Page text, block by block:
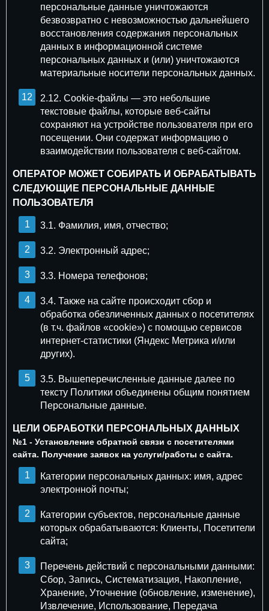
персональные данные уничтожаются
безвозвратно с невозможностью дальнейшего
восстановления содержания персональных
данных в информационной системе
персональных данных и (или) уничтожаются
материальные носители персональных данных.
2.12. Cookie-файлы — это небольшие
текстовые файлы, которые веб-сайты
сохраняют на устройстве пользователя при его
посещении. Они содержат информацию о
взаимодействии пользователя с веб-сайтом.
ОПЕРАТОР МОЖЕТ СОБИРАТЬ И ОБРАБАТЫВАТЬ
СЛЕДУЮЩИЕ ПЕРСОНАЛЬНЫЕ ДАННЫЕ
ПОЛЬЗОВАТЕЛЯ
3.1. Фамилия, имя, отчество;
3.2. Электронный адрес;
3.3. Номера телефонов;
3.4. Также на сайте происходит сбор и
обработка обезличенных данных о посетителях
(в т.ч. файлов «cookie») с помощью сервисов
интернет-статистики (Яндекс Метрика и/или
других).
3.5. Вышеперечисленные данные далее по
тексту Политики объединены общим понятием
Персональные данные.
ЦЕЛИ ОБРАБОТКИ ПЕРСОНАЛЬНЫХ ДАННЫХ
№1 - Установление обратной связи с посетителями
сайта. Получение заявок на услуги/работы с сайта.
Категории персональных данных: имя, адрес
электронной почты;
Категории субъектов, персональные данные
которых обрабатываются: Клиенты, Посетители
сайта;
Перечень действий с персональными данными:
Сбор, Запись, Систематизация, Накопление,
Хранение, Уточнение (обновление, изменение),
Извлечение, Использование, Передача